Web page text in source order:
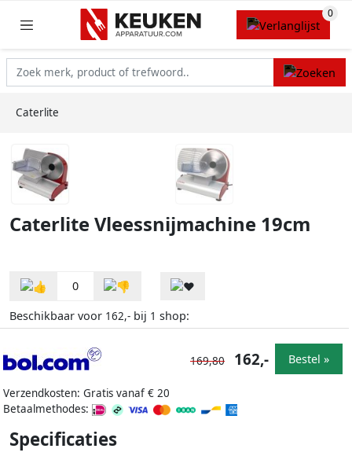
Caterlite
Caterlite Vleessnijmachine 19cm
0
Beschikbaar voor 162,- bij 1 shop:
Verzendkosten: Gratis vanaf € 20
Betaalmethodes:
169,80 162,- Bestel »
Specificaties